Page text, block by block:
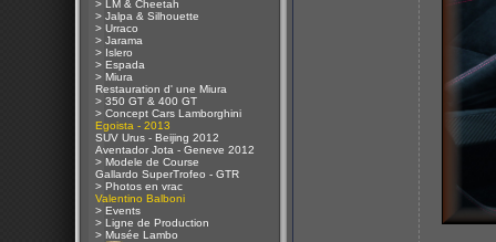
> LM & Cheetah
> Jalpa & Silhouette
> Urraco
> Jarama
> Islero
> Espada
> Miura
Restauration d' une Miura
> 350 GT & 400 GT
> Concept Cars Lamborghini
Egoista - 2013
SUV Urus - Beijing 2012
Aventador Jota - Geneve 2012
> Modele de Course
Gallardo SuperTrofeo - GTR
> Photos en vrac
Valentino Balboni
> Events
> Ligne de Production
> Musée Lambo